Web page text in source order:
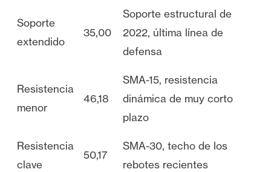
Soporte
extendido
35,00
Soporte estructural de
2022, última línea de
defensa
Resistencia
menor
46,18
SMA-15, resistencia
dinámica de muy corto
plazo
Resistencia
clave
50,17
SMA-30, techo de los
rebotes recientes